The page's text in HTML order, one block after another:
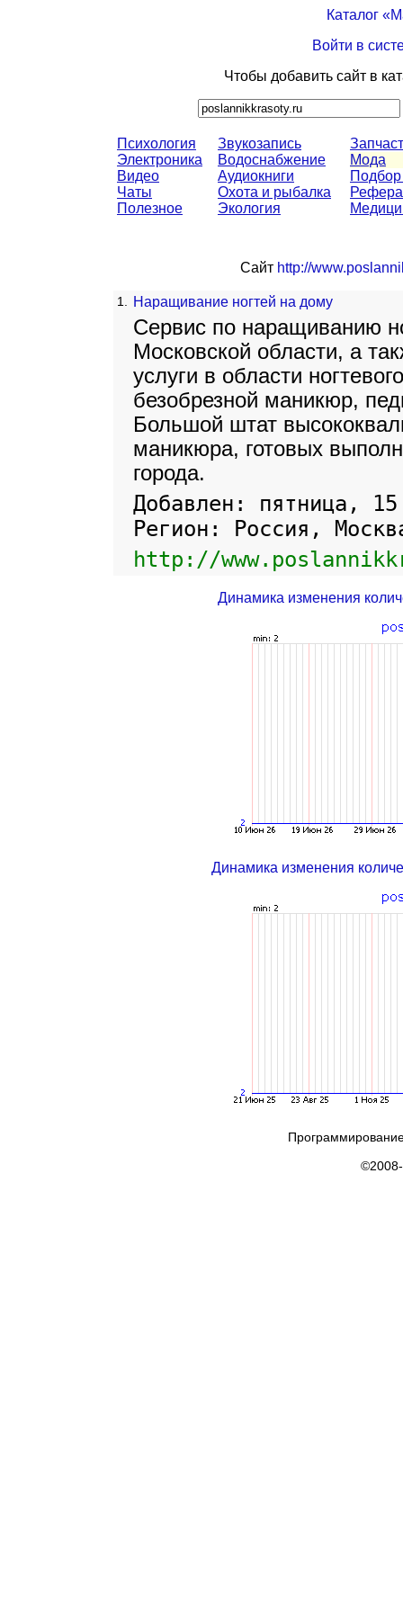
Каталог
Войти в
Чтобы добавить сайт в
Психология
Электроника
Видео
Чаты
Полезное
Звукозапись
Водоснабжение
Аудиокниги
Охота и рыбалка
Экология
Мода
Сайт http://
1. Наращивание ногтей на дому
Сервис по наращиванию
Московской области, а
услуги в области
безобрезной маникюр,
Большой штат
маникюра, готовых
города.
Добавлен: пятница,
Регион: Россия,
http://
Динамика изменения
Динамика изменения